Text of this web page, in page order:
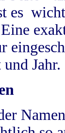
es
Jahr.